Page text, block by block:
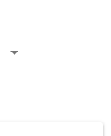
arrow_drop_down